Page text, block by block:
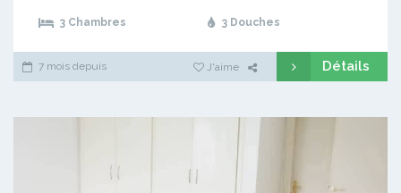
3 Chambres 3 Douches
7 mois depuis J'aime Détails